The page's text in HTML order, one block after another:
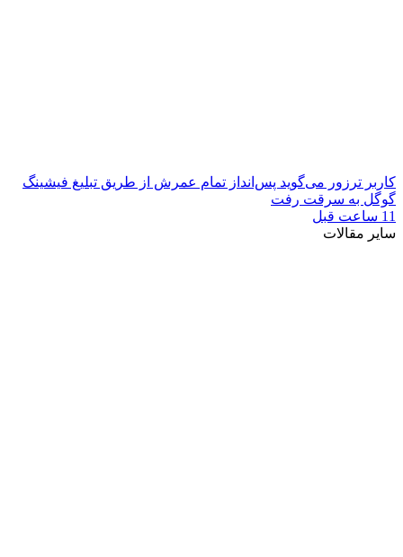
کاربر ترزور می‌گوید پس‌انداز تمام عمرش از طریق تبلیغ فیشینگ
گوگل به سرقت رفت
11 ساعت قبل
سایر مقالات